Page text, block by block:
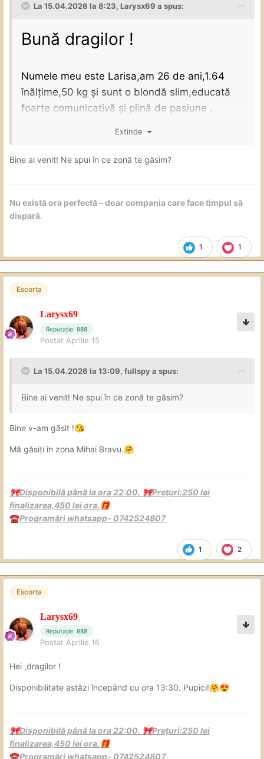
La 15.04.2026 la 8:23, Larysx69 a spus:
Bună dragilor !
Numele meu este Larisa,am 26 de ani,1.64
înălțime,50 kg și sunt o blondă slim,educată
foarte comunicativă și plină de pasiune .
Începând cu ziua de mâine voi activa pentru
Programul va fi zilnic între orele 10:00-
21:00.
Extinde
Bine ai venit! Ne spui în ce zonă te găsim?
1 1
Nu există ora perfectă – doar compania care face timpul să
dispară.
Escorta
Larysx69
Reputație: 988
Postat Aprilie 15
La 15.04.2026 la 13:09, fullspya spus:
Bine ai venit! Ne spui în ce zonă te găsim?
Bine v-am găsit !😘
Mă găsiți în zona Mihai Bravu.🤗
1 2
🎀Disponibilă până la ora 22:00. 🎀Prețuri:250 lei
finalizarea,450 lei ora.🎁
☎️Programări whatsapp- 0742524807
Escorta
Larysx69
Reputație: 988
Postat Aprilie 16
Hei ,dragilor !
Disponibilitate astăzi începând cu ora 13:30. Pupici!🤗😍
🎀Disponibilă până la ora 22:00. 🎀Prețuri:250 lei
finalizarea,450 lei ora.🎁
☎️Programări whatsapp- 0742524807